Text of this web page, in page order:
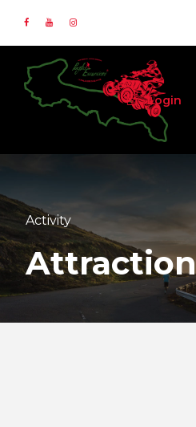
Login
Activity